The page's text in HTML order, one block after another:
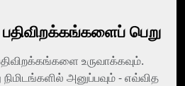
பெறு
உருவாக்கவும்.
அனுப்பவும் - எவ்வித